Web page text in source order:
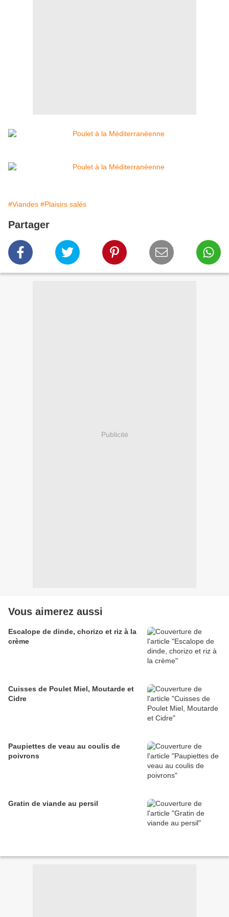
#Viandes #Plaisirs salés
Partager
Publicité
Vous aimerez aussi
Escalope de dinde, chorizo et riz à la
crème
Cuisses de Poulet Miel, Moutarde et
Cidre
Paupiettes de veau au coulis de
poivrons
Gratin de viande au persil